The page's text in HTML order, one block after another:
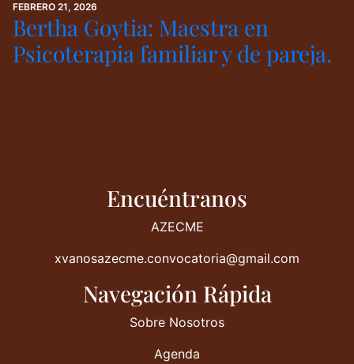
FEBRERO 21, 2026
Bertha Goytia: Maestra en
Psicoterapia familiar y de pareja.
Encuéntranos
AZECME
xvanosazecme.convocatoria@gmail.com
Navegación Rápida
Sobre Nosotros
Agenda